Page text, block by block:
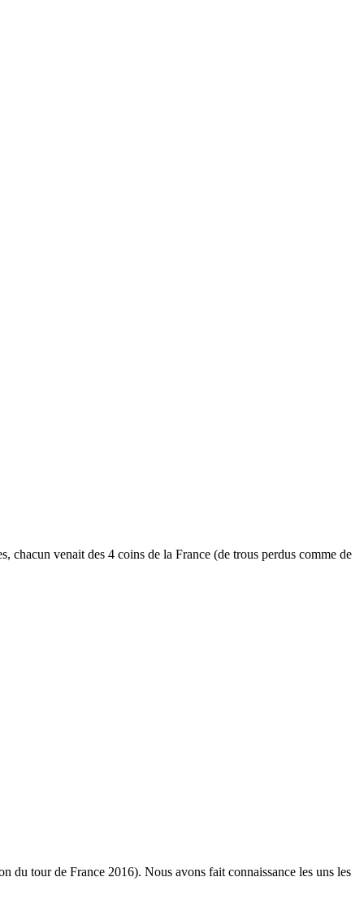
chacun venait des 4 coins de la France (de trous perdus comme de
du tour de France 2016). Nous avons fait connaissance les uns les